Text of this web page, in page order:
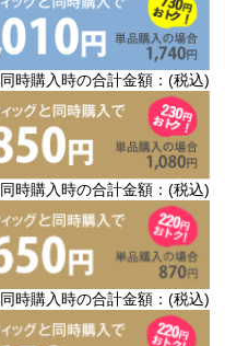
同時購入時の合計金額：(税込)
同時購入時の合計金額：(税込)
同時購入時の合計金額：(税込)